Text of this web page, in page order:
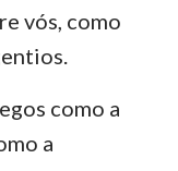
vós, como
como a
a